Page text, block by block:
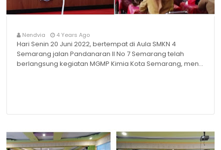
Nendvia 4 Years Ago
Hari Senin 20 Juni 2022, bertempat di Aula SMKN 4
Semarang jalan Pandanaran II No 7 Semarang telah
berlangsung kegiatan MGMP Kimia Kota Semarang, men…